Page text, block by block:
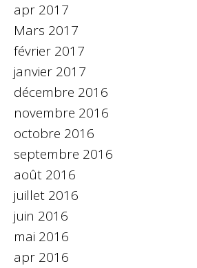
apr 2017
Mars 2017
février 2017
janvier 2017
décembre 2016
novembre 2016
octobre 2016
septembre 2016
août 2016
juillet 2016
juin 2016
mai 2016
apr 2016